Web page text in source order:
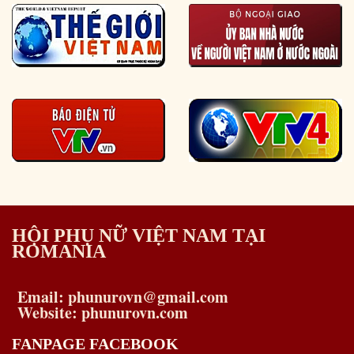
HỘI PHỤ NỮ VIỆT NAM TẠI
ROMANIA
Email: phunurovn@gmail.com
Website: phunurovn.com
FANPAGE FACEBOOK